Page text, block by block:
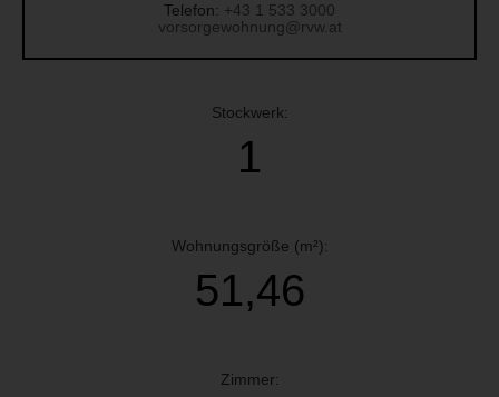
Telefon: +43 1 533 3000
vorsorgewohnung@rvw.at
Stockwerk:
1
Wohnungsgröße (m²):
51,46
Zimmer: